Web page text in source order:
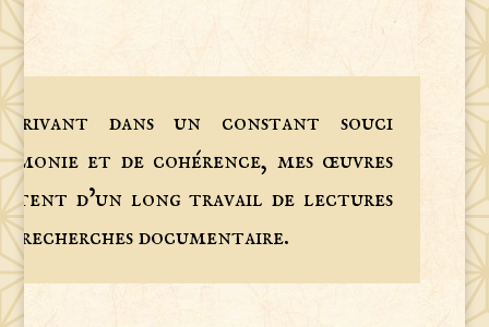
dans un constant souci
et de cohérence, mes œuvres
d’un long travail de lectures
recherches documentaire.